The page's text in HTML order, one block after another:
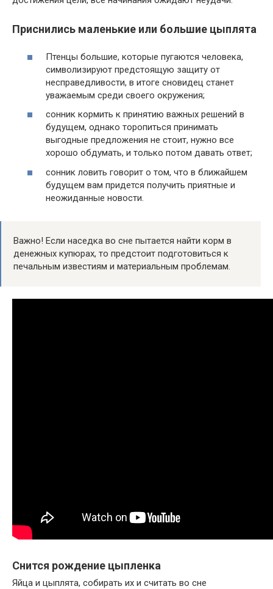
Приснились маленькие или большие цыплята
Птенцы большие, которые пугаются человека,
символизируют предстоящую защиту от
несправедливости, в итоге сновидец станет
уважаемым среди своего окружения;
сонник кормить к принятию важных решений в
будущем, однако торопиться принимать
выгодные предложения не стоит, нужно все
хорошо обдумать, и только потом давать ответ;
сонник ловить говорит о том, что в ближайшем
будущем вам придется получить приятные и
неожиданные новости.
Важно! Если наседка во сне пытается найти корм в
денежных купюрах, то предстоит подготовиться к
печальным известиям и материальным проблемам.
Снится рождение цыпленка
Яйца и цыплята, собирать их и считать во сне